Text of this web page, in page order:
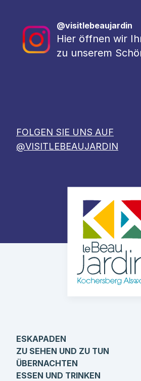
@visitlebeaujardin
Hier öffnen wir
zu unserem
FOLGEN SIE UNS AUF
@VISITLEBEAUJARDIN
ESKAPADEN
ZU SEHEN UND ZU TUN
ÜBERNACHTEN
ESSEN UND TRINKEN